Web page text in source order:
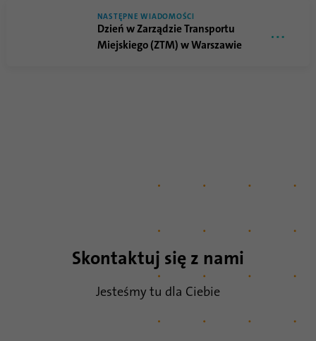
NASTĘPNE WIADOMOŚCI
Dzień w Zarządzie Transportu
Miejskiego (ZTM) w Warszawie
Skontaktuj się z nami
Jesteśmy tu dla Ciebie